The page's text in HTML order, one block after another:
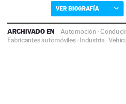
VER BIOGRAFÍA
ARCHIVADO EN Automoción ·Conducir
Fabricantes automóviles· Industria·